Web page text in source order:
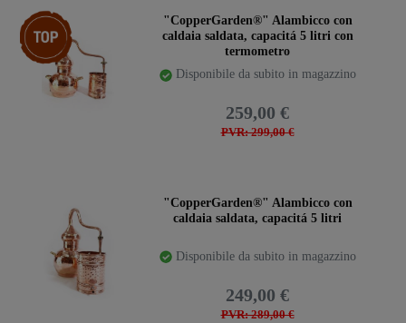
confezione
"CopperGarden®" Alambicco con
caldaia saldata, capacitá 5 litri con
termometro
Disponibile da subito in magazzino
PVR: 299,00 €
259,00 €
"CopperGarden®" Alambicco con
caldaia saldata, capacitá 5 litri
Disponibile da subito in magazzino
PVR: 289,00 €
249,00 €